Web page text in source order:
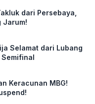
dari Persebaya,
Jarum!
Selamat dari Lubang
Keracunan MBG!